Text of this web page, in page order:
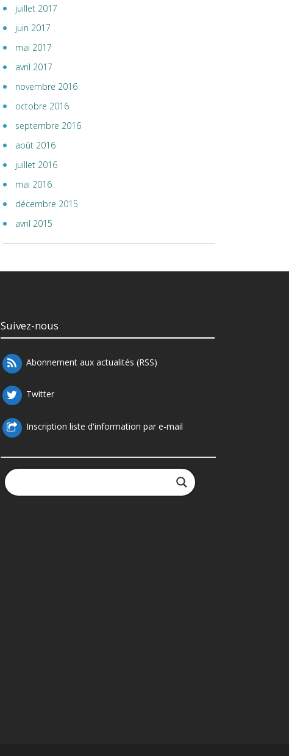
juillet 2017
juin 2017
mai 2017
avril 2017
novembre 2016
octobre 2016
septembre 2016
août 2016
juillet 2016
mai 2016
décembre 2015
avril 2015
Suivez-nous
Abonnement aux actualités (RSS)
Twitter
Inscription liste d'information par e-mail